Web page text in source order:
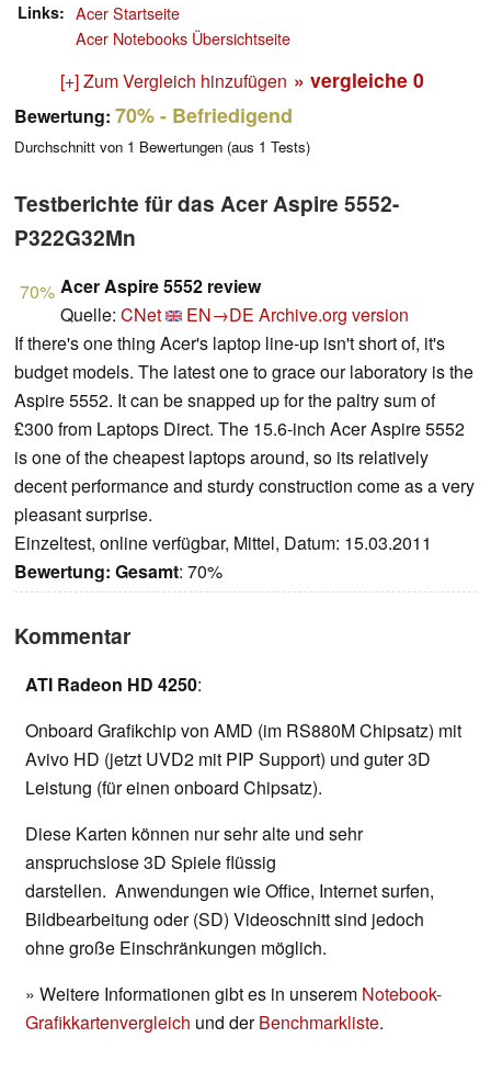
Links
Acer Startseite
Acer Notebooks Übersichtseite
[+] Zum Vergleich hinzufügen » vergleiche 0
Bewertung: 70%- Befriedigend
Durchschnitt von 1 Bewertungen (aus 1 Tests)
Testberichte für das Acer Aspire 5552-
P322G32Mn
70% Acer Aspire 5552 review
Quelle: CNet EN→DE Archive.org version
If there's one thing Acer's laptop line-up isn't short of, it's
budget models. The latest one to grace our laboratory is the
Aspire 5552. It can be snapped up for the paltry sum of
£300 from Laptops Direct. The 15.6-inch Acer Aspire 5552
is one of the cheapest laptops around, so its relatively
decent performance and sturdy construction come as a very
pleasant surprise.
Einzeltest, online verfügbar, Mittel, Datum: 15.03.2011
Bewertung: Gesamt: 70%
Kommentar
ATI Radeon HD 4250:
Onboard Grafikchip von AMD (im RS880M Chipsatz) mit
Avivo HD (jetzt UVD2 mit PIP Support) und guter 3D
Leistung (für einen onboard Chipsatz).
Diese Karten können nur sehr alte und sehr
anspruchslose 3D Spiele flüssig
darstellen. Anwendungen wie Office, Internet surfen,
Bildbearbeitung oder (SD) Videoschnitt sind jedoch
ohne große Einschränkungen möglich.
» Weitere Informationen gibt es in unserem Notebook-
Grafikkartenvergleich und derBenchmarkliste.